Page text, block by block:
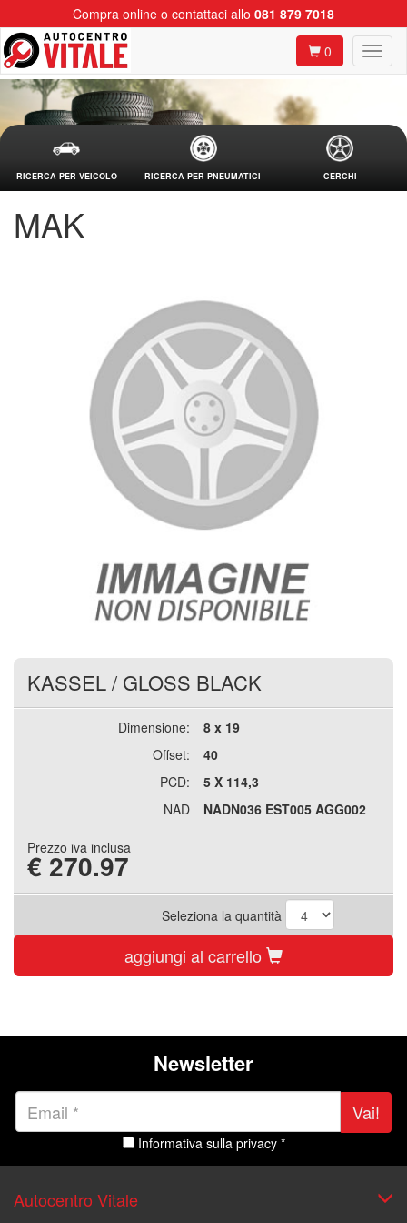
Compra online o contattaci allo 081 879 7018
0
RICERCA PER VEICOLO RICERCA PER PNEUMATICI CERCHI
MAK
KASSEL/ GLOSS BLACK
Dimensione:
8 x 19
Offset:
40
PCD:
5 X 114,3
NAD
NADN036 EST005 AGG002
Prezzo iva inclusa
€ 270.97
Seleziona la quantità
aggiungi al carrello
Newsletter
Vai!
Informativa sulla privacy *
Autocentro Vitale